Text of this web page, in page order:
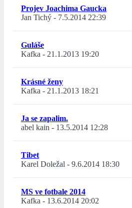
Projev Joachima Gaucka
Jan Tichý - 7.5.2014 22:39
Guláše
Kafka - 21.1.2013 19:20
Krásné ženy
Kafka - 21.1.2013 18:21
Ja se zapalim.
abel kain - 13.5.2014 12:28
Tibet
Karel Doležal - 9.6.2014 18:30
MS ve fotbale 2014
Kafka - 13.6.2014 20:02